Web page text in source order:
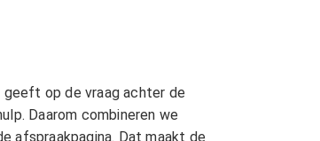
op de vraag achter de
Daarom combineren we
afspraakpagina. Dat maakt de